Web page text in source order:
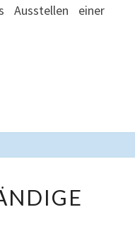
Ausstellen einer